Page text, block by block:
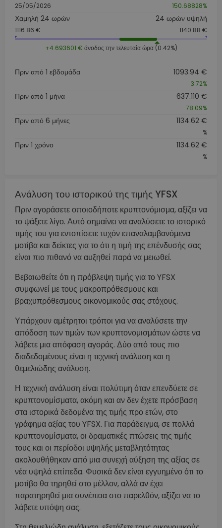
25/05/2026 150.68828%
Χαμηλή 24 ωρών
1116.86 €
24 ωρών υψηλή
1140.88 €
+4.693601 € άνοδος την τελευταία ώρα (0.42%)
Πριν από 1 εβδομάδα 1093.94 €
3.72%
Πριν από 1 μήνα 637.110 €
78.09%
Πριν από 6 μήνες 1134.62 €
%
Πριν 1 χρόνο 1134.62 €
%
Ανάλυση του ιστορικού της τιμής YFSX
Πριν αγοράσετε οποιοδήποτε κρυπτονόμισμα, αξίζει να
το ψάξετε λίγο. Αυτό σημαίνει να αναλύσετε το ιστορικό
τιμής του για εντοπίσετε τυχόν επαναλαμβανόμενα
μοτίβα και δείκτες για το ότι η τιμή της επένδυσής σας
είναι πιο πιθανό να αυξηθεί παρά να μειωθεί.
Βεβαιωθείτε ότι η πρόβλεψη τιμής για το YFSX
συμφωνεί με τους μακροπρόθεσμους και
βραχυπρόθεσμους οικονομικούς σας στόχους.
Υπάρχουν αμέτρητοι τρόποι για να αναλύσετε την
απόδοση των τιμών των κρυπτονομισμάτων ώστε να
λάβετε μια απόφαση αγοράς. Δύο από τους πιο
διαδεδομένους είναι η τεχνική ανάλυση και η
θεμελιώδης ανάλυση.
Η τεχνική ανάλυση είναι πολύτιμη όταν επενδύετε σε
κρυπτονομίσματα, ακόμη και αν δεν έχετε πρόσβαση
στα ιστορικά δεδομένα της τιμής προ ετών, στο
γράφημα αξίας του YFSX. Για παράδειγμα, σε πολλά
κρυπτονομίσματα, οι δραματικές πτώσεις της τιμής
τους και οι περίοδοι υψηλής μεταβλητότητας
ακολουθήθηκαν από μια συνεχή αύξηση της αξίας σε
νέα υψηλά επίπεδα. Φυσικά δεν είναι εγγυημένο ότι το
μοτίβο θα τηρηθεί στο μέλλον, αλλά αν έχει
παρατηρηθεί μια συνέπεια στο παρελθόν, αξίζει να το
λάβετε υπόψη σας.